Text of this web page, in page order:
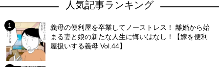
人気記事ランキング
義母の便利屋を卒業してノーストレス！ 離婚から始
まる妻と娘の新たな人生に悔いはなし！【嫁を便利
屋扱いする義母 Vol.44】